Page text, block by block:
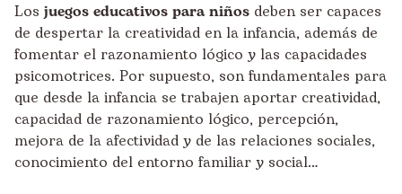
Los juegos educativos para niños deben ser capaces
de despertar la creatividad en la infancia, además de
fomentar el razonamiento lógico y las capacidades
psicomotrices. Por supuesto, son fundamentales para
que desde la infancia se trabajen aportar creatividad,
capacidad de razonamiento lógico, percepción,
mejora de la afectividad y de las relaciones sociales,
conocimiento del entorno familiar y social…